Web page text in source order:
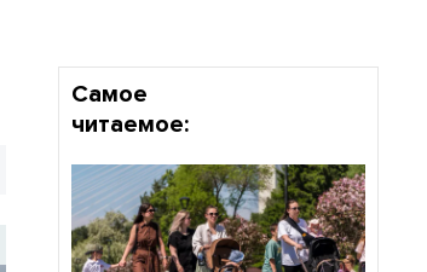
Самое
читаемое: